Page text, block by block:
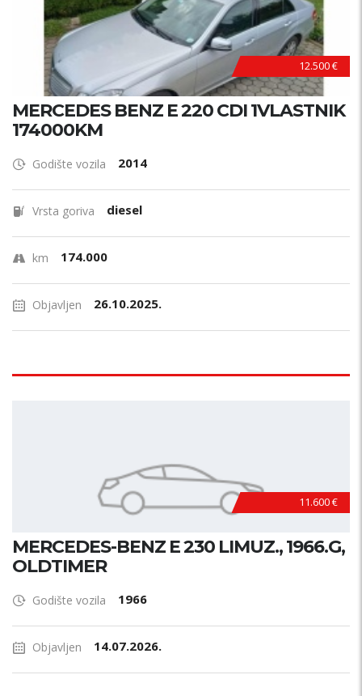
12.500 €
MERCEDES BENZ E 220 CDI 1VLASTNIK
174000KM
Godište vozila 2014
Vrsta goriva diesel
km 174.000
Objavljen 26.10.2025.
11.600 €
MERCEDES-BENZ E 230 LIMUZ., 1966.G,
OLDTIMER
Godište vozila 1966
Objavljen 14.07.2026.